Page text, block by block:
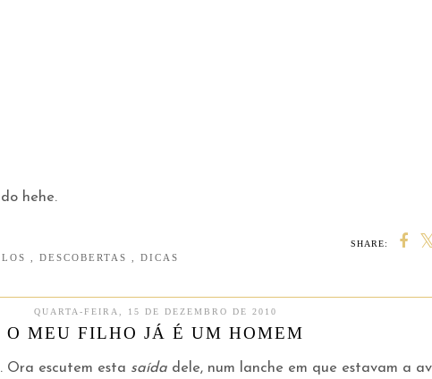
hehe.
SHARE:
DESCOBERTAS DICAS
QUARTA-FEIRA, 15 DE DEZEMBRO DE 2010
O MEU FILHO JÁ É UM HOMEM
Ora escutem esta saída dele, num lanche em que estavam a